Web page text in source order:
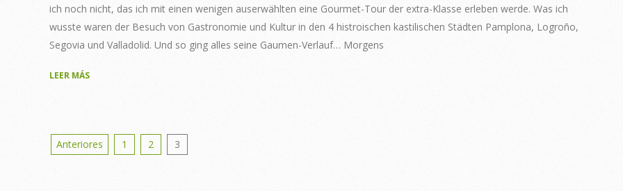
ich noch nicht, das ich mit einen wenigen auserwählten eine Gourmet-Tour der extra-Klasse erleben werde. Was ich
wusste waren der Besuch von Gastronomie und Kultur in den 4 histroischen kastilischen Städten Pamplona, Logroño,
Segovia und Valladolid. Und so ging alles seine Gaumen-Verlauf… Morgens
LEER MÁS
Posts
Anteriores 1 2 3